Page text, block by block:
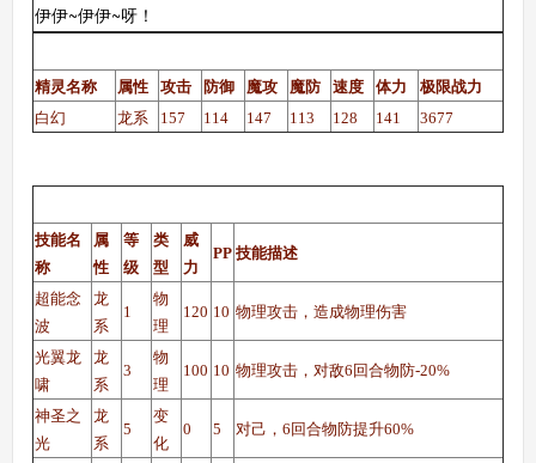
伊伊~伊伊~呀！
精灵名称 属性 攻击 防御 魔攻 魔防 速度 体力
极限战力
白幻
龙系 157 114 147 113 128 141 3677
技能名
称
属
性
等
级
类
型
威
力
PP 技能描述
超能念
波
龙
系
1
物
理
120 10 物理攻击，造成物理伤害
光翼龙
啸
龙
系
3
物
理
100 10 物理攻击，对敌6回合物防-20%
神圣之
光
龙
系
5
变
化
0 5 对己，6回合物防提升60%